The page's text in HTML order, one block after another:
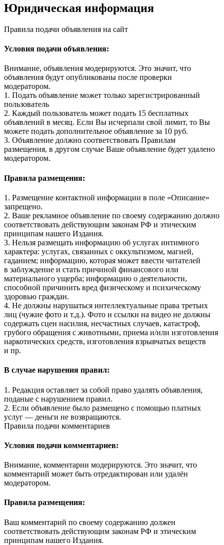
Юридическая информация
Правила подачи объявления на сайт
Условия подачи объявления:
Внимание, объявления модерируются. Это значит, что
объявления будут опубликованы после проверки
модератором.
1. Подать объявление может только зарегистрированный
пользователь
2. Каждый пользователь может подать 15 бесплатных
объявлений в месяц. Если Вы исчерпали свой лимит, то Вы
можете подать дополнительное объявление за 10 руб.
3. Объявление должно соответствовать Правилам
размещения, в другом случае Ваше объявление будет удалено
модератором.
Правила размещения:
1. Размещение контактной информации в поле «Описание»
запрещено.
2. Ваше рекламное объявление по своему содержанию должно
соответствовать действующим законам РФ и этическим
принципам нашего Издания.
3. Нельзя размещать информацию об услугах интимного
характера: услугах, связанных с оккультизмом, магией,
гаданием; информацию, которая может ввести читателей
в заблуждение и стать причиной финансового или
материального ущерба; информацию о деятельности,
способной причинить вред физическому и психическому
здоровью граждан.
4. Не должны нарушаться интеллектуальные права третьих
лиц (чужие фото и т.д.). Фото и ссылки на видео не должны
содержать сцен насилия, несчастных случаев, катастроф,
грубого обращения с животными, приема и/или изготовления
наркотических средств, изготовления взрывчатых веществ
и пр.
В случае нарушения правил:
1. Редакция оставляет за собой право удалять объявления,
поданые с нарушением правил.
2. Если объявление было размещено с помощью платных
услуг — деньги не возвращаются.
Правила подачи комментариев
Условия подачи комментариев:
Внимание, комментарии модерируются. Это значит, что
комментарий может быть отредактирован или удалён
модератором.
Правила размещения:
Ваш комментарий по своему содержанию должен
соответствовать действующим законам РФ и этическим
принципам нашего Издания.